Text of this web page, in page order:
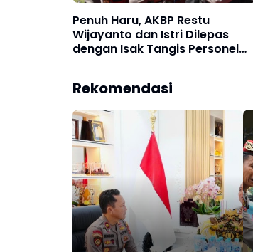
Penuh Haru, AKBP Restu
Wijayanto dan Istri Dilepas
dengan Isak Tangis Personel
Rekomendasi